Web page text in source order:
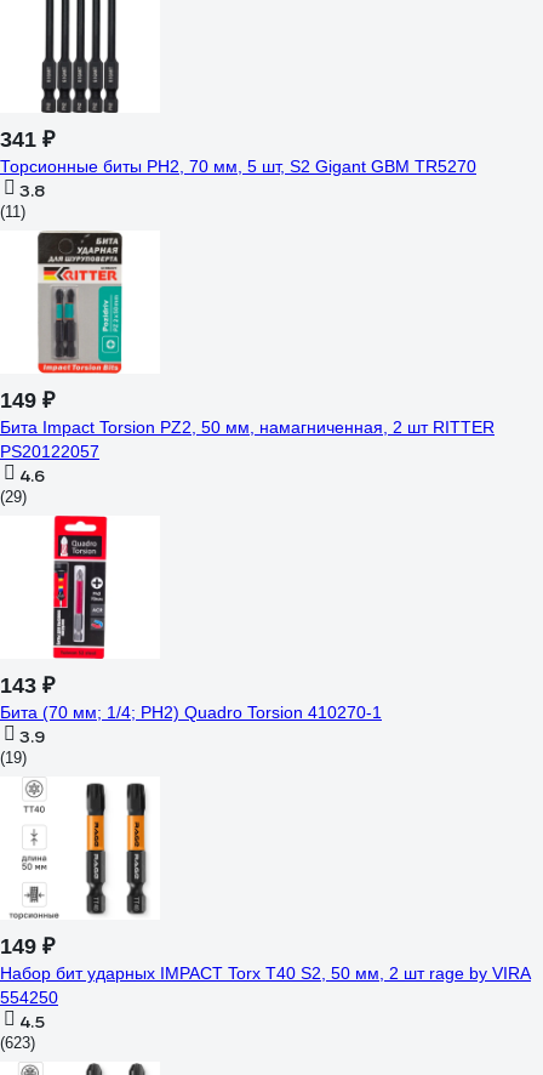
341 ₽
Торсионные биты PH2, 70 мм, 5 шт, S2 Gigant GBM TR5270
3.8
(11)
149 ₽
Бита Impact Torsion PZ2, 50 мм, намагниченная, 2 шт RITTER
PS20122057
4.6
(29)
143 ₽
Бита (70 мм; 1/4; PН2) Quadro Torsion 410270-1
3.9
(19)
149 ₽
Набор бит ударных IMPACT Torx T40 S2, 50 мм, 2 шт rage by VIRA
554250
4.5
(623)